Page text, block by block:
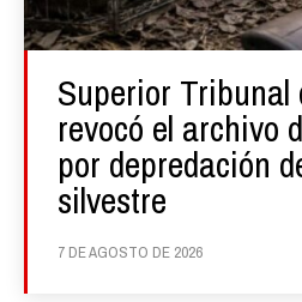
Superior
revocó el archivo
por depredación
silvestre
7 DE AGOSTO DE 2026